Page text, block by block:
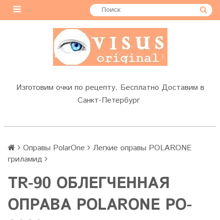
Изготовим очки по рецепту. Бесплатно Доставим в
Санкт-Петербург
Оправы PolarOne
Легкие оправы POLARONE
гриламид
TR-90 ОБЛЕГЧЕННАЯ
ОПРАВА POLARONE PO-